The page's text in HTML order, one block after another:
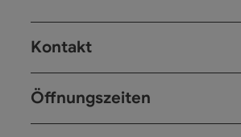
Kontakt
Öffnungszeiten